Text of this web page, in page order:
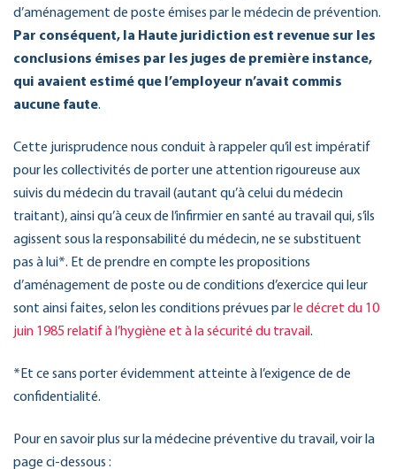
d’aménagement de poste émises par le médecin de prévention.
Par conséquent, la Haute juridiction est revenue sur les
conclusions émises par les juges de première instance,
qui avaient estimé que l’employeur n’avait commis
aucune faute.
Cette jurisprudence nous conduit à rappeler qu’il est impératif
pour les collectivités de porter une attention rigoureuse aux
suivis du médecin du travail (autant qu’à celui du médecin
traitant), ainsi qu’à ceux de l’infirmier en santé au travail qui, s’ils
agissent sous la responsabilité du médecin, ne se substituent
pas à lui*. Et de prendre en compte les propositions
d’aménagement de poste ou de conditions d’exercice qui leur
sont ainsi faites, selon les conditions prévues par le décret du 10
juin 1985 relatif à l’hygiène et à la sécurité du travail.
*Et ce sans porter évidemment atteinte à l’exigence de de
confidentialité.
Pour en savoir plus sur la médecine préventive du travail, voir la
page ci-dessous :